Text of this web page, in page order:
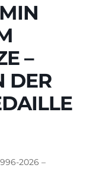
–
DER
2026 –